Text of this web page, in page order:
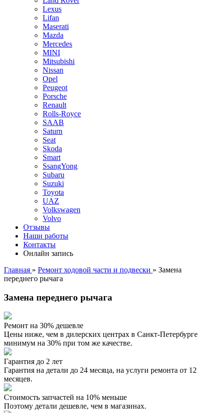
Lexus
Lifan
Maserati
Mazda
Mercedes
MINI
Mitsubishi
Nissan
Opel
Peugeot
Porsche
Renault
Rolls-Royce
SAAB
Saturn
Seat
Skoda
Smart
SsangYong
Subaru
Suzuki
Toyota
UAZ
Volkswagen
Volvo
Отзывы
Наши работы
Контакты
Онлайн запись
Главная » Ремонт ходовой части и подвески » Замена
переднего рычага
Замена переднего рычага
Ремонт на 30% дешевле
Цены ниже, чем в дилерских центрах в Санкт-Петербурге
минимум на 30% при том же качестве.
Гарантия до 2 лет
Гарантия на детали до 24 месяца, на услуги ремонта от 12
месяцев.
Стоимость запчастей на 10% меньше
Поэтому детали дешевле, чем в магазинах.